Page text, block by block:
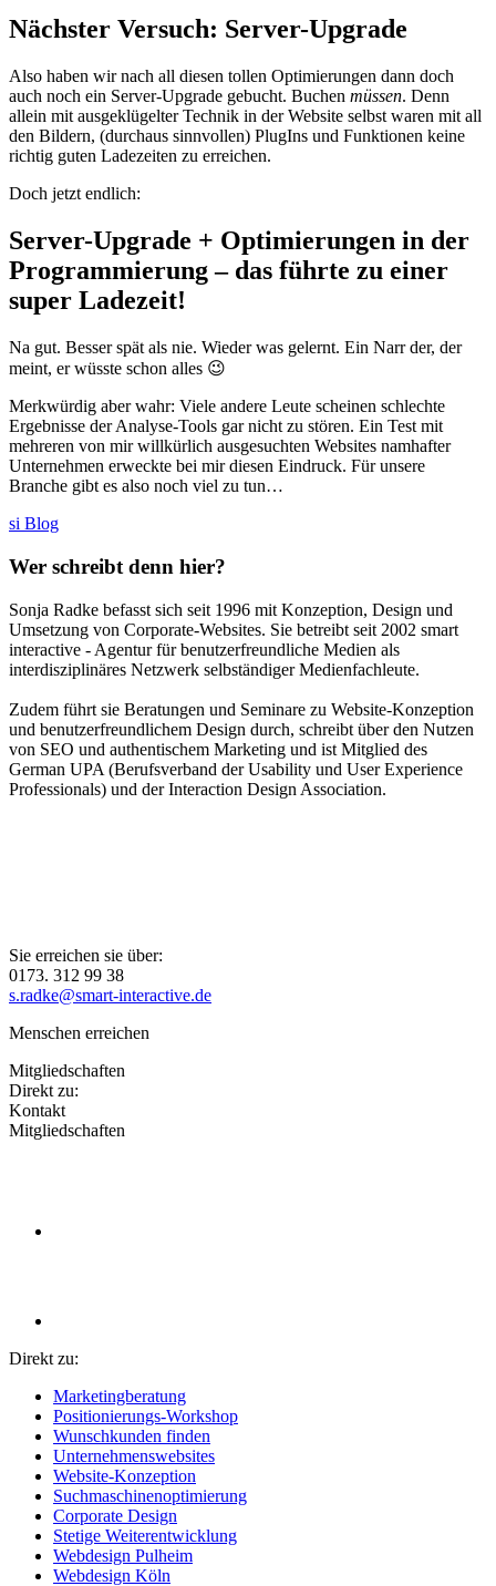
Nächster Versuch: Server-Upgrade
Also haben wir nach all diesen tollen Optimierungen dann doch
auch noch ein Server-Upgrade gebucht. Buchen müssen. Denn
allein mit ausgeklügelter Technik in der Website selbst waren mit all
den Bildern, (durchaus sinnvollen) PlugIns und Funktionen keine
richtig guten Ladezeiten zu erreichen.
Doch jetzt endlich:
Server-Upgrade + Optimierungen in der
Programmierung – das führte zu einer
super Ladezeit!
Na gut. Besser spät als nie. Wieder was gelernt. Ein Narr der, der
meint, er wüsste schon alles 😉
Merkwürdig aber wahr: Viele andere Leute scheinen schlechte
Ergebnisse der Analyse-Tools gar nicht zu stören. Ein Test mit
mehreren von mir willkürlich ausgesuchten Websites namhafter
Unternehmen erweckte bei mir diesen Eindruck. Für unsere
Branche gibt es also noch viel zu tun…
si Blog
Wer schreibt denn hier?
Sonja Radke befasst sich seit 1996 mit Konzeption, Design und
Umsetzung von Corporate-Websites. Sie betreibt seit 2002 smart
interactive - Agentur für benutzerfreundliche Medien als
interdisziplinäres Netzwerk selbständiger Medienfachleute.
Zudem führt sie Beratungen und Seminare zu Website-Konzeption
und benutzerfreundlichem Design durch, schreibt über den Nutzen
von SEO und authentischem Marketing und ist Mitglied des
German UPA (Berufsverband der Usability und User Experience
Professionals) und der Interaction Design Association.
Sie erreichen sie über:
0173. 312 99 38
s.radke@smart-interactive.de
Menschen erreichen
Mitgliedschaften
Direkt zu:
Kontakt
Mitgliedschaften
Direkt zu:
Marketingberatung
Positionierungs-Workshop
Wunschkunden finden
Unternehmenswebsites
Website-Konzeption
Suchmaschinenoptimierung
Corporate Design
Stetige Weiterentwicklung
Webdesign Pulheim
Webdesign Köln